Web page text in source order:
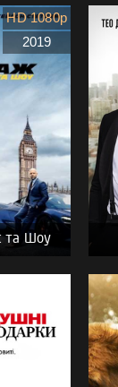
та Шоу
HD 1080p
2019